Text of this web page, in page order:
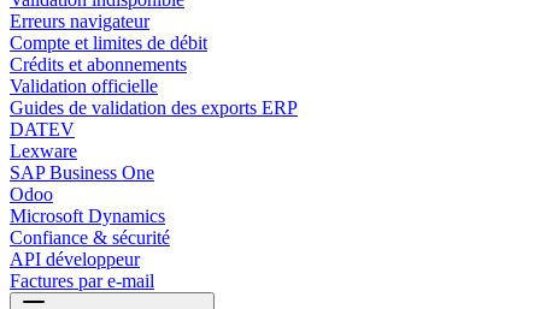
Erreurs navigateur
Compte et limites de débit
Crédits et abonnements
Validation officielle
Guides de validation des exports ERP
DATEV
Lexware
SAP Business One
Odoo
Microsoft Dynamics
Confiance & sécurité
API développeur
Factures par e-mail